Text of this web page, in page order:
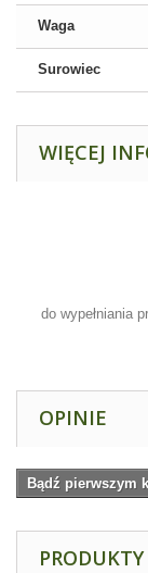
Waga
Surowiec
WIĘCEJ
do wypełniania
OPINIE
Bądź pierwszym